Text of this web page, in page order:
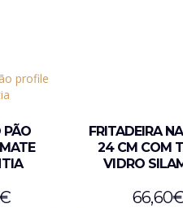
PÃO
FRITADEIRA
24 CM COM
VIDRO
66,60